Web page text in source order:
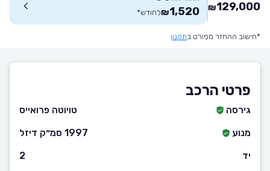
129,000
₪
1,520
₪לחודש*
*חישוב ההחזר מפורט בתקנון
פרטי הרכב
גירסה
טויוטה פרואייס
מנוע
1997 סמ״ק דיזל
יד
2